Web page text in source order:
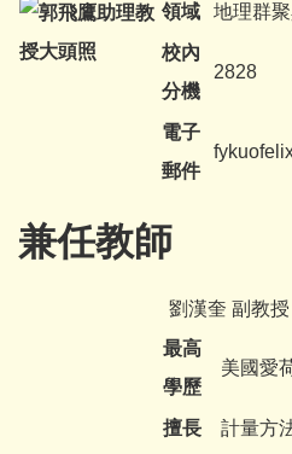
領域
地理群
校內
分機
2828
電子
郵件
兼任教師
劉漢奎 副教
最高
學歷
美國愛
擅長
計量方